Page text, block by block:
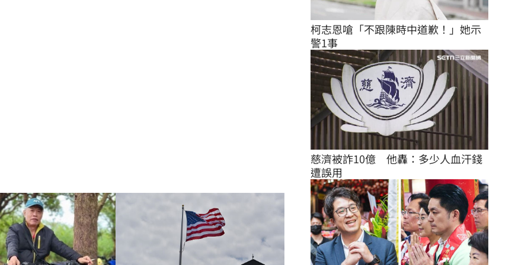
柯志恩嗆「不跟陳時中道歉！」她示
警1事
慈濟被詐10億　他轟：多少人血汗錢
遭誤用